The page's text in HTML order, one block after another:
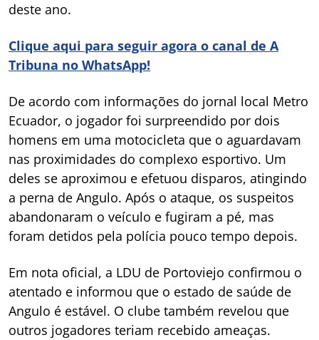
deste ano.
Clique aqui para seguir agora o canal de A
Tribuna no WhatsApp!
De acordo com informações do jornal local Metro
Ecuador, o jogador foi surpreendido por dois
homens em uma motocicleta que o aguardavam
nas proximidades do complexo esportivo. Um
deles se aproximou e efetuou disparos, atingindo
a perna de Angulo. Após o ataque, os suspeitos
abandonaram o veículo e fugiram a pé, mas
foram detidos pela polícia pouco tempo depois.
Em nota oficial, a LDU de Portoviejo confirmou o
atentado e informou que o estado de saúde de
Angulo é estável. O clube também revelou que
outros jogadores teriam recebido ameaças.